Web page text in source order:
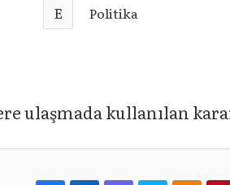
E Politika
ulaşmada kullanılan